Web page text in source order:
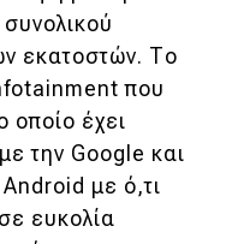
εκατοστών. Το
που
οποίο έχει
την Google και
με ό,τι
ευκολία